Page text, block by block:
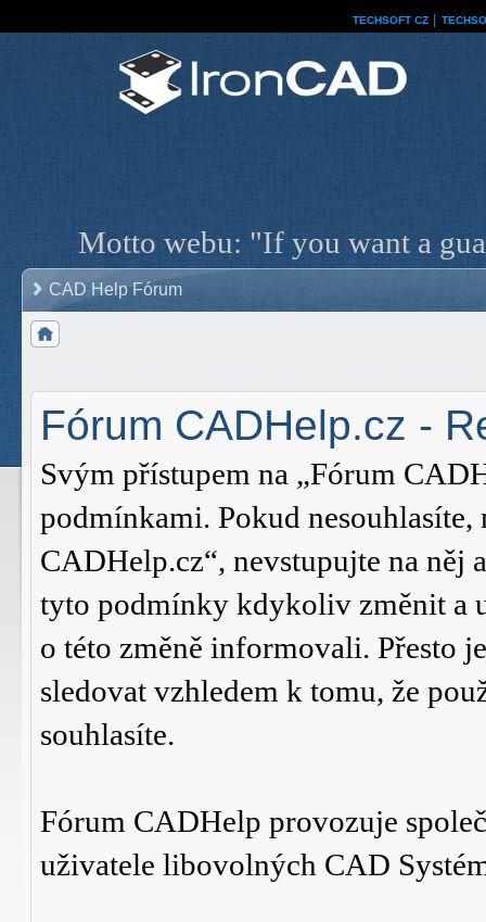
TECHSOFT CZ
Motto webu: "If you want a
CAD Help Fórum
Fórum CADHelp.cz -
Svým přístupem na „Fórum
podmínkami. Pokud
CADHelp.cz“, nevstupujte na něj
tyto podmínky kdykoliv změnit a
o této změně informovali. Přesto
sledovat vzhledem k tomu, že
souhlasíte.
Fórum CADHelp provozuje
uživatele libovolných CAD